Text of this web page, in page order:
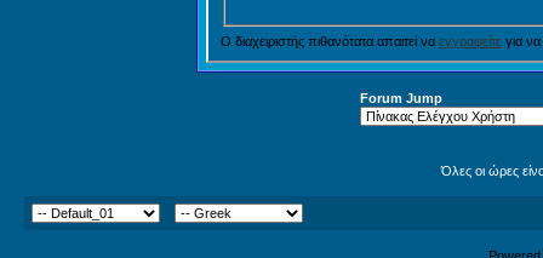
Ο διαχειριστής πιθανότατα απαιτεί να εγγραφείτε για
Forum Jump
Όλες οι ώρες